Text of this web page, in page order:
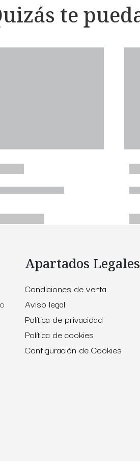
te
Apartados Legales
Condiciones de venta
Aviso legal
Política de privacidad
Política de cookies
Configuración de Cookies